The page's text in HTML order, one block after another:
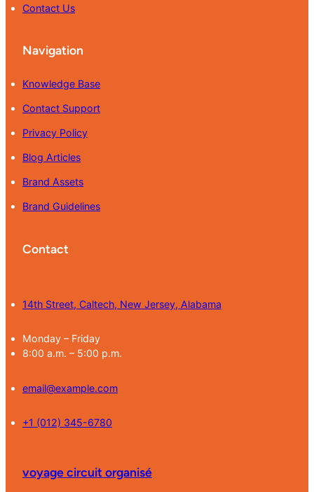
Contact Us
Navigation
Knowledge Base
Contact Support
Privacy Policy
Blog Articles
Brand Assets
Brand Guidelines
Contact
14th Street, Caltech, New Jersey, Alabama
Monday – Friday
8:00 a.m. – 5:00 p.m.
email@example.com
+1 (012) 345-6780
voyage circuit organisé